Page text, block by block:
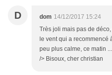
D dom 14/12/2017 15:24
Très joli mais pas de
le vent qui a recommencé
peu plus calme, ce matin
/> Bisoux, cher christian